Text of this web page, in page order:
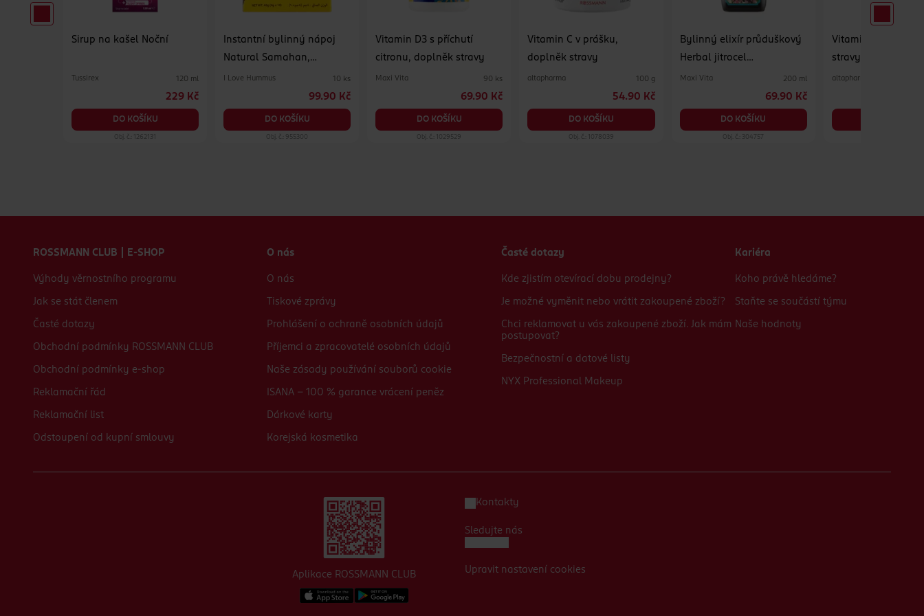
Sirup na kašel Noční
Tussirex 120 ml
229 Kč
DO KOŠÍKU
Obj. č.: 1262131
Instantní bylinný nápoj
Natural Samahan,
doplněk stravy 10 sáčků
I Love Hummus 10 ks
99.90 Kč
DO KOŠÍKU
Obj. č.: 955300
Vitamin D3 s příchutí
citronu, doplněk stravy
Maxi Vita 90 ks
69.90 Kč
DO KOŠÍKU
Obj. č.: 1029529
Vitamin C v prášku,
doplněk stravy
altapharma 100 g
54.90 Kč
DO KOŠÍKU
Obj. č.: 1078039
Bylinný elixír průduškový
Herbal jitrocel
mateřídouška echinacea +
vitamin C, doplněk stravy
Maxi Vita 200 ml
69.90 Kč
DO KOŠÍKU
Obj. č.: 304757
Vitamin D3,
stravy
altapharma
ROSSMANN CLUB | E-SHOP
Výhody věrnostního programu
Jak se stát členem
Časté dotazy
Obchodní podmínky ROSSMANN CLUB
Obchodní podmínky e-shop
Reklamační řád
Reklamační list
Odstoupení od kupní smlouvy
O nás
O nás
Tiskové zprávy
Prohlášení o ochraně osobních údajů
Příjemci a zpracovatelé osobních údajů
Naše zásady používání souborů cookie
ISANA - 100 % garance vrácení peněz
Dárkové karty
Korejská kosmetika
Časté dotazy
Kde zjistím otevírací dobu prodejny?
Je možné vyměnit nebo vrátit zakoupené zboží?
Chci reklamovat u vás zakoupené zboží. Jak mám
postupovat?
Bezpečnostní a datové listy
NYX Professional Makeup
Kariéra
Koho právě hledáme?
Staňte se součástí týmu
Naše hodnoty
Aplikace ROSSMANN CLUB
Kontakty
Sledujte nás
Upravit nastavení cookies